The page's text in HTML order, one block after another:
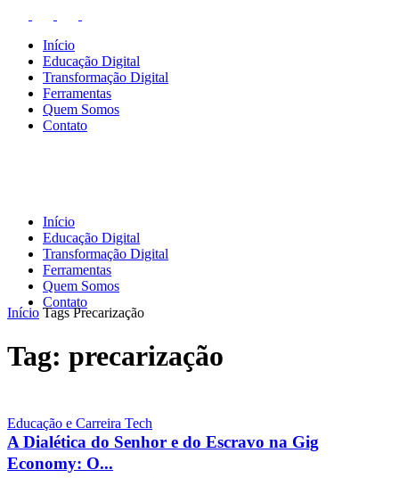
Início
Educação Digital
Transformação Digital
Ferramentas
Quem Somos
Contato
Início
Educação Digital
Transformação Digital
Ferramentas
Quem Somos
Contato
Início Tags Precarização
Tag: precarização
Educação e Carreira Tech
A Dialética do Senhor e do Escravo na Gig
Economy: O...